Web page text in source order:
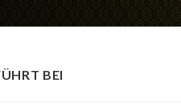
BEI